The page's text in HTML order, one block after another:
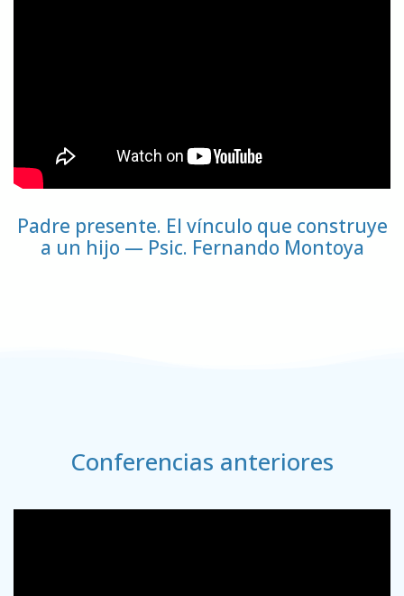
Padre presente. El vínculo que construye
a un hijo — Psic. Fernando Montoya
Conferencias anteriores